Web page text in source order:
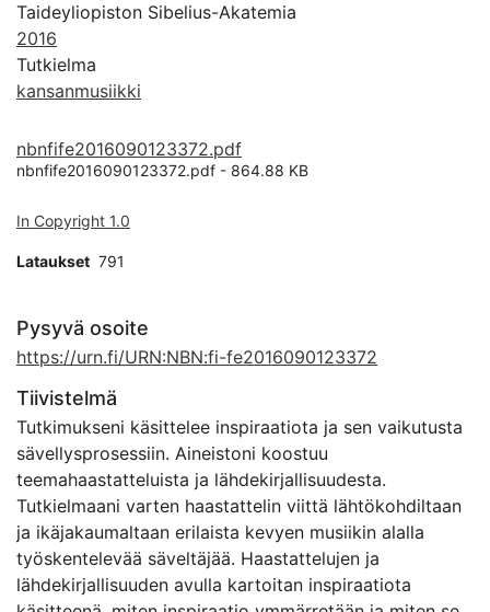
Taideyliopiston Sibelius-Akatemia
2016
Tutkielma
kansanmusiikki
nbnfife2016090123372.pdf
nbnfife2016090123372.pdf - 864.88 KB
In Copyright 1.0
Lataukset 791
Pysyvä osoite
https://urn.fi/URN:NBN:fi-fe2016090123372
Tiivistelmä
Tutkimukseni käsittelee inspiraatiota ja sen vaikutusta
sävellysprosessiin. Aineistoni koostuu
teemahaastatteluista ja lähdekirjallisuudesta.
Tutkielmaani varten haastattelin viittä lähtökohdiltaan
ja ikäjakaumaltaan erilaista kevyen musiikin alalla
työskentelevää säveltäjää. Haastattelujen ja
lähdekirjallisuuden avulla kartoitan inspiraatiota